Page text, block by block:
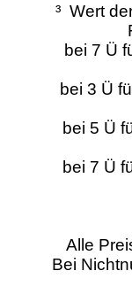
³ Wert
bei 7 Ü
bei 3 Ü
bei 5 Ü
bei 7 Ü
Alle
Bei